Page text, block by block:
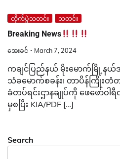
တိုက်ပွဲသတင်း သတင်း
Breaking News
အေးခင် March 7, 2024
ကချင်ပြည်နယ် မိုးမောက်မြို့နယ်
သံခမောက်စခန်း၊ တာပိန်ကြိုးတံတ
ခံတပ်ရင်းဌာနချုပ်ကို ဖေဖော်ဝါ
မှစပြီး KIA/PDF […]
Search